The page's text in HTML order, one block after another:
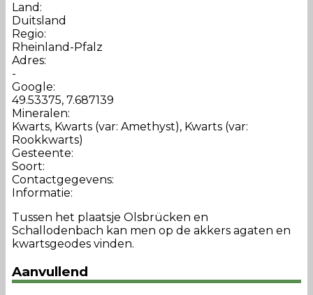
Land:
Duitsland
Regio:
Rheinland-Pfalz
Adres:
-
Google:
49.53375, 7.687139
Mineralen:
Kwarts, Kwarts (var: Amethyst), Kwarts (var:
Rookkwarts)
Gesteente:
Soort:
Contactgegevens:
Informatie:
Tussen het plaatsje Olsbrücken en
Schallodenbach kan men op de akkers agaten en
kwartsgeodes vinden.
Aanvullend